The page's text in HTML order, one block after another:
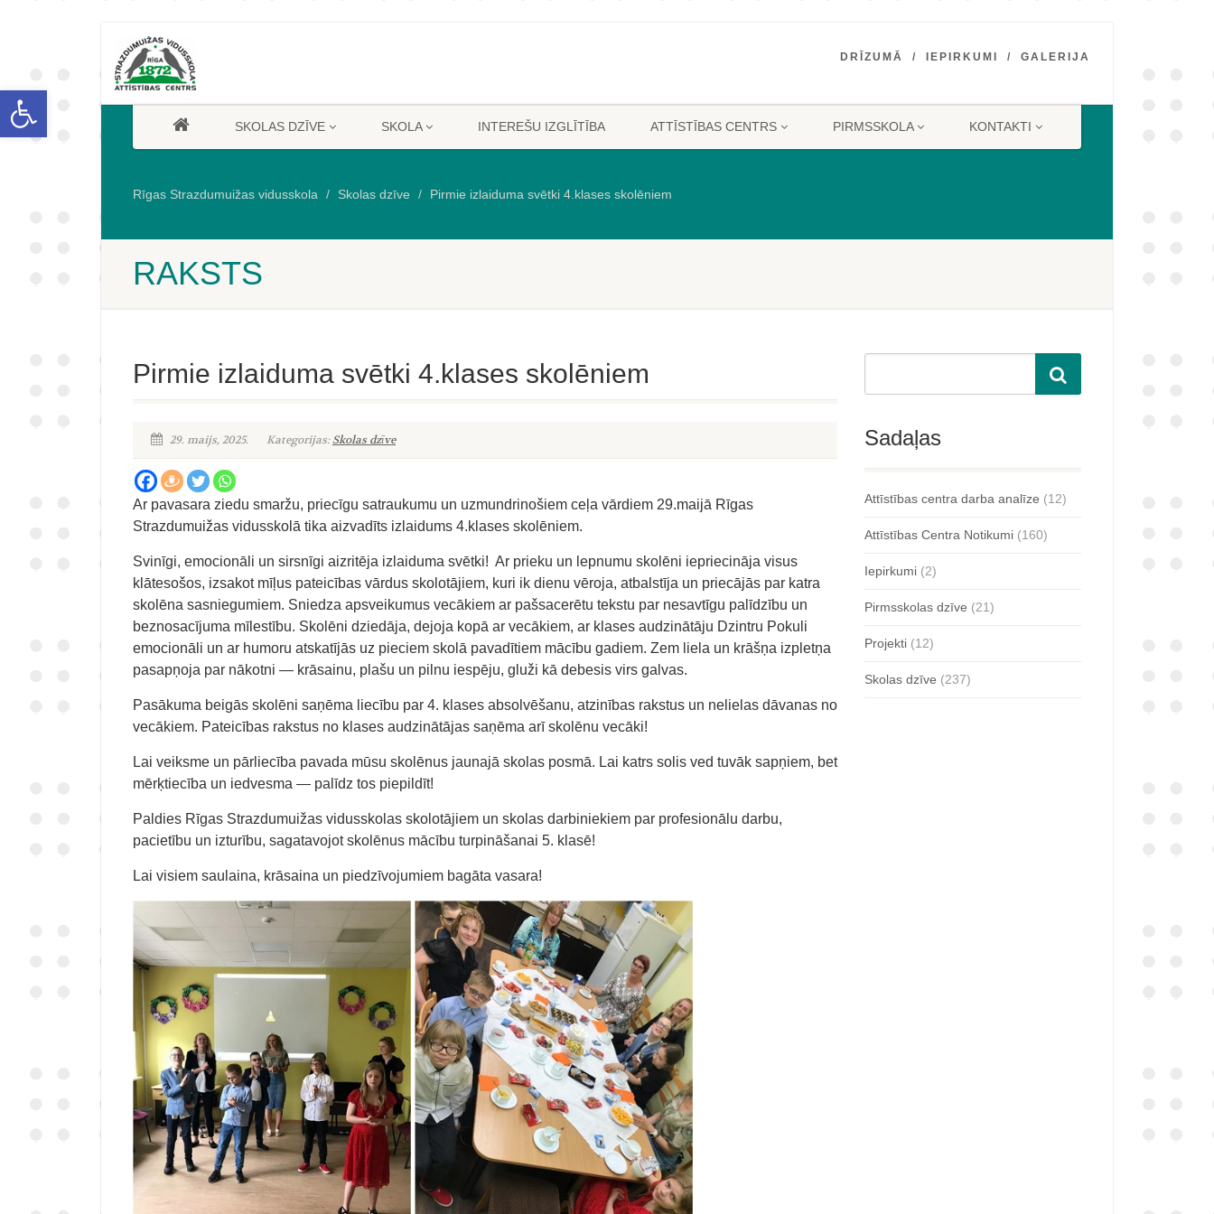
Open toolbar
DRĪZUMĀ IEPIRKUMI GALERIJA
SKOLAS DZĪVE SKOLA INTEREŠU IZGLĪTĪBA ATTĪSTĪBAS CENTRS PIRMSSKOLA KONTAKTI
Rīgas Strazdumuižas vidusskola Skolas dzīve Pirmie izlaiduma svētki 4.klases skolēniem
RAKSTS
Pirmie izlaiduma svētki 4.klases skolēniem
29. maijs, 2025. Kategorijas:Skolas dzīve
Ar pavasara ziedu smaržu, priecīgu satraukumu un uzmundrinošiem ceļa vārdiem 29.maijā Rīgas
Strazdumuižas vidusskolā tika aizvadīts izlaidums 4.klases skolēniem.
Svinīgi, emocionāli un sirsnīgi aizritēja izlaiduma svētki! Ar prieku un lepnumu skolēni iepriecināja visus
klātesošos, izsakot mīļus pateicības vārdus skolotājiem, kuri ik dienu vēroja, atbalstīja un priecājās par katra
skolēna sasniegumiem. Sniedza apsveikumus vecākiem ar pašsacerētu tekstu par nesavtīgu palīdzību un
beznosacījuma mīlestību. Skolēni dziedāja, dejoja kopā ar vecākiem, ar klases audzinātāju Dzintru Pokuli
emocionāli un ar humoru atskatījās uz pieciem skolā pavadītiem mācību gadiem. Zem liela un krāšņa izpletņa
pasapņoja par nākotni — krāsainu, plašu un pilnu iespēju, gluži kā debesis virs galvas.
Pasākuma beigās skolēni saņēma liecību par 4. klases absolvēšanu, atzinības rakstus un nelielas dāvanas no
vecākiem. Pateicības rakstus no klases audzinātājas saņēma arī skolēnu vecāki!
Lai veiksme un pārliecība pavada mūsu skolēnus jaunajā skolas posmā. Lai katrs solis ved tuvāk sapņiem, bet
mērķtiecība un iedvesma — palīdz tos piepildīt!
Paldies Rīgas Strazdumuižas vidusskolas skolotājiem un skolas darbiniekiem par profesionālu darbu,
pacietību un izturību, sagatavojot skolēnus mācību turpināšanai 5. klasē!
Lai visiem saulaina, krāsaina un piedzīvojumiem bagāta vasara!
Sadaļas
Attīstības centra darba analīze (12)
Attīstības Centra Notikumi (160)
Iepirkumi (2)
Pirmsskolas dzīve (21)
Projekti (12)
Skolas dzīve (237)